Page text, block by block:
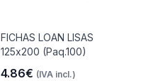
FICHAS LOAN LISAS
125x200 (Paq.100)
4.86€ (IVA incl.)